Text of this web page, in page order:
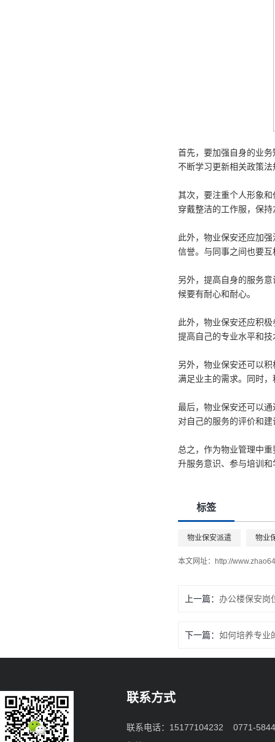
首先，要加强自身的业
不断学习更新相关政策
其次，要注重个人形象
穿戴整洁的工作服，保
此外，物业保安还应加
信誉。与同事之间也要
另外，提高自身的服务
候要有耐心和耐心。
此外，物业保安还应积
提高自己的专业水平和
另外，物业保安还可以
满足业主的需求。同时
最后，物业保安还可以
对自己的服务的评价和
总之，作为物业管理中
升服务意识、参与培训
标签
物业保安派遣 物业
本文网址： http://
上一篇： 办公楼保安岗
下一篇： 如何培养专业
联系方式
联系电话：15177104232 0771-